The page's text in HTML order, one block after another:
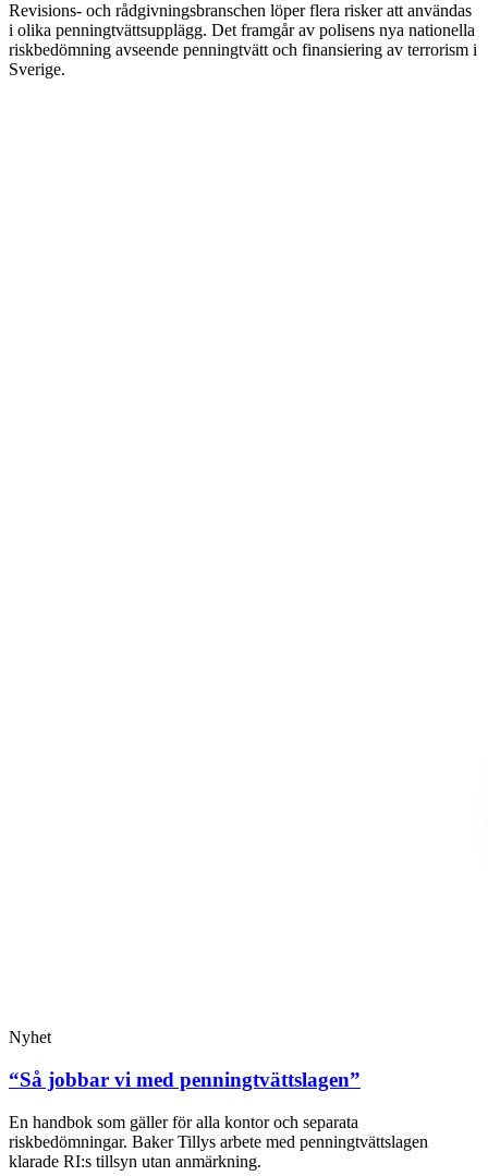
Revisions- och rådgivningsbranschen löper flera risker att användas
i olika penningtvättsupplägg. Det framgår av polisens nya nationella
riskbedömning avseende penningtvätt och finansiering av terrorism i
Sverige.
Nyhet
“Så jobbar vi med penningtvättslagen”
En handbok som gäller för alla kontor och separata
riskbedömningar. Baker Tillys arbete med penningtvättslagen
klarade RI:s tillsyn utan anmärkning.